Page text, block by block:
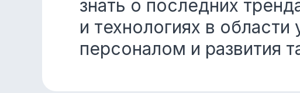
знать о последних
и технологиях в области
персоналом и развития